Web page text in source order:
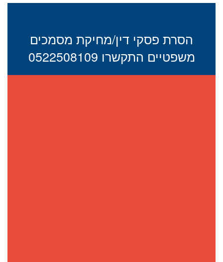
הסרת פסקי דין/מחיקת מסמכים
משפטיים התקשרו 0522508109